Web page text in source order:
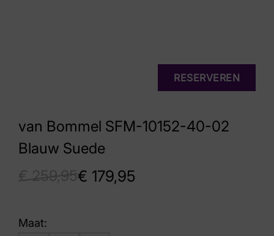
van Bommel SFM-10152-40-02
Blauw Suede
€ 179,95
RESERVEREN
Maat: